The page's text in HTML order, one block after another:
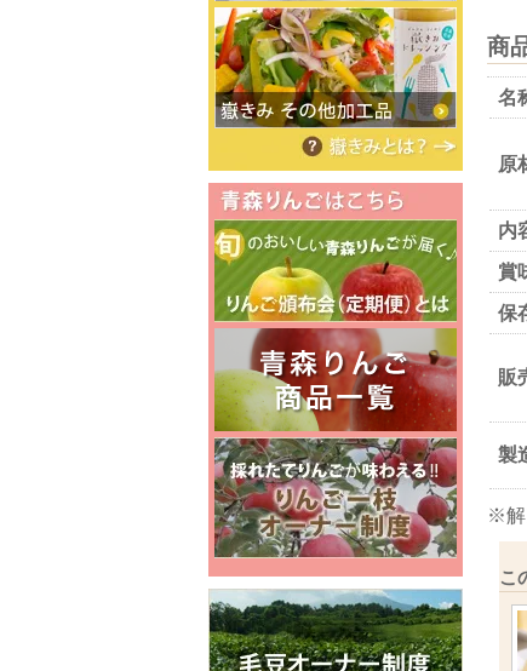
商
名
原
内
賞
保
販
製
※解
こ